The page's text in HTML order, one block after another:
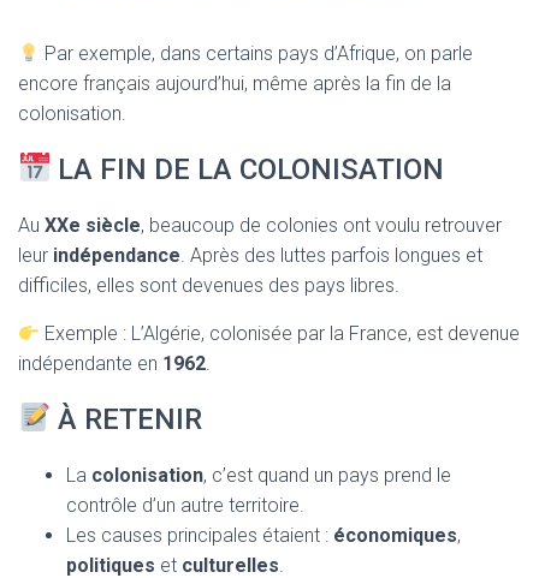
Par exemple, dans certains pays d’Afrique, on parle
encore français aujourd’hui, même après la fin de la
colonisation.
LA FIN DE LA COLONISATION
Au XXe siècle, beaucoup de colonies ont voulu retrouver
leur indépendance. Après des luttes parfois longues et
difficiles, elles sont devenues des pays libres.
Exemple : L’Algérie, colonisée par la France, est devenue
indépendante en 1962.
À RETENIR
La colonisation, c’est quand un pays prend le
contrôle d’un autre territoire.
Les causes principales étaient : économiques,
politiques et culturelles.